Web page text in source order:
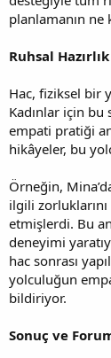
planlamanın
Ruhsal
Hac, fiziksel bir
Kadınlar için bu
empati pratiği
hikâyeler, bu
Örneğin,
ilgili
etmişlerdi. Bu
deneyimi
hac sonrası
yolculuğun
bildiriyor.
Sonuç ve